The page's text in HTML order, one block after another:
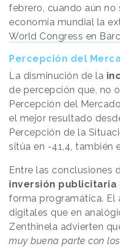
febrero, cuando aún
economía mundial la
World Congress en
Percepción del
La disminución de la
de percepción que, no
Percepción del
el mejor resultado
Percepción de la
sitúa en -41,4, también
Entre las conclusiones
inversión publicitaria
forma programática. El
digitales que en
Zenthinela advierten
muy buena parte con